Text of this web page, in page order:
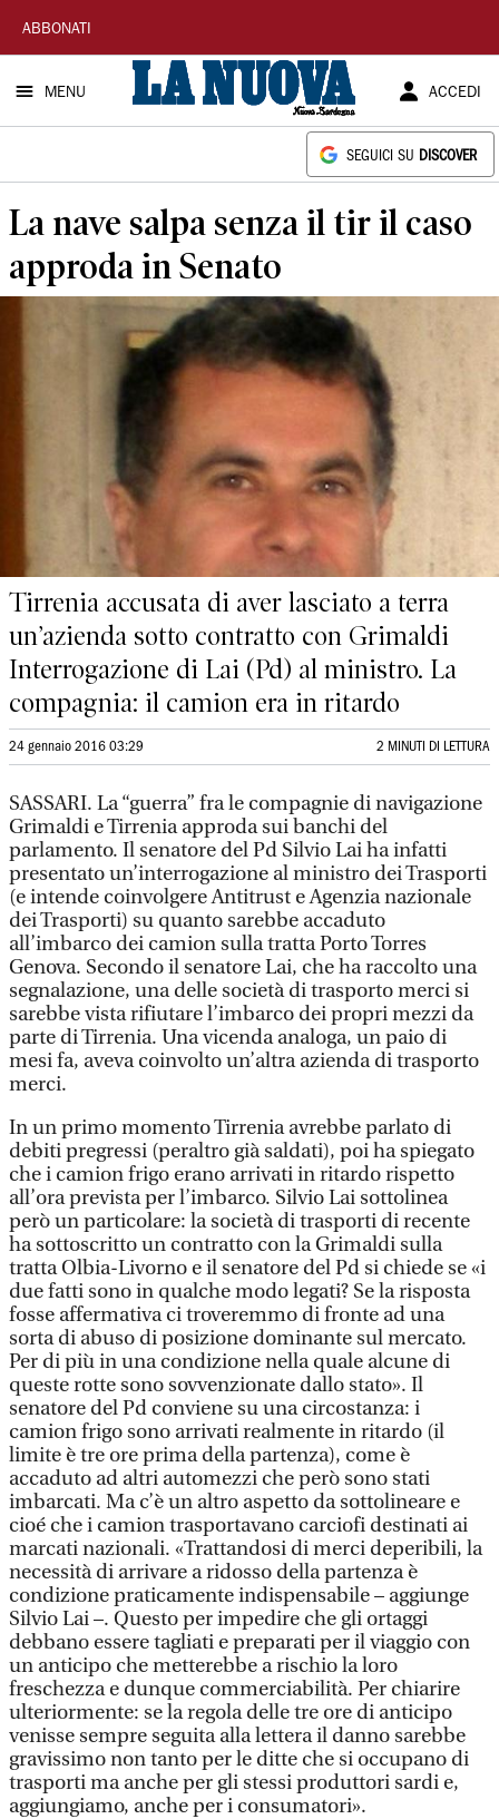
La
Nuova
Sardegna
ABBONATI
MENU ACCEDI
SEGUICI SU DISCOVER
La nave salpa senza il tir il caso
approda in Senato
Tirrenia accusata di aver lasciato a terra
un’azienda sotto contratto con Grimaldi
Interrogazione di Lai (Pd) al ministro. La
compagnia: il camion era in ritardo
24 gennaio 2016 03:29 2 MINUTI DI LETTURA
SASSARI. La “guerra” fra le compagnie di navigazione
Grimaldi e Tirrenia approda sui banchi del
parlamento. Il senatore del Pd Silvio Lai ha infatti
presentato un’interrogazione al ministro dei Trasporti
(e intende coinvolgere Antitrust e Agenzia nazionale
dei Trasporti) su quanto sarebbe accaduto
all’imbarco dei camion sulla tratta Porto Torres
Genova. Secondo il senatore Lai, che ha raccolto una
segnalazione, una delle società di trasporto merci si
sarebbe vista rifiutare l’imbarco dei propri mezzi da
parte di Tirrenia. Una vicenda analoga, un paio di
mesi fa, aveva coinvolto un’altra azienda di trasporto
merci.
In un primo momento Tirrenia avrebbe parlato di
debiti pregressi (peraltro già saldati), poi ha spiegato
che i camion frigo erano arrivati in ritardo rispetto
all’ora prevista per l’imbarco. Silvio Lai sottolinea
però un particolare: la società di trasporti di recente
ha sottoscritto un contratto con la Grimaldi sulla
tratta Olbia-Livorno e il senatore del Pd si chiede se «i
due fatti sono in qualche modo legati? Se la risposta
fosse affermativa ci troveremmo di fronte ad una
sorta di abuso di posizione dominante sul mercato.
Per di più in una condizione nella quale alcune di
queste rotte sono sovvenzionate dallo stato». Il
senatore del Pd conviene su una circostanza: i
camion frigo sono arrivati realmente in ritardo (il
limite è tre ore prima della partenza), come è
accaduto ad altri automezzi che però sono stati
imbarcati. Ma c’è un altro aspetto da sottolineare e
cioé che i camion trasportavano carciofi destinati ai
marcati nazionali. «Trattandosi di merci deperibili, la
necessità di arrivare a ridosso della partenza è
condizione praticamente indispensabile – aggiunge
Silvio Lai –. Questo per impedire che gli ortaggi
debbano essere tagliati e preparati per il viaggio con
un anticipo che metterebbe a rischio la loro
freschezza e dunque commerciabilità. Per chiarire
ulteriormente: se la regola delle tre ore di anticipo
venisse sempre seguita alla lettera il danno sarebbe
gravissimo non tanto per le ditte che si occupano di
trasporti ma anche per gli stessi produttori sardi e,
aggiungiamo, anche per i consumatori».